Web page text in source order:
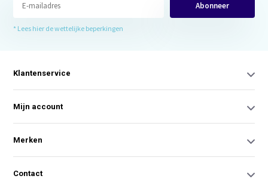
Abonneer
* Lees hier de wettelijke beperkingen
Klantenservice
Mijn account
Merken
Contact